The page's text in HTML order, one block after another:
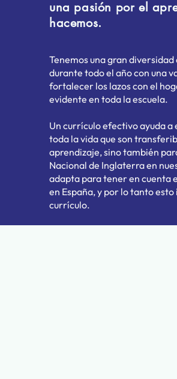
una pasión por el
hacemos.
Tenemos una gran
durante todo el año con una
fortalecer los lazos con el
evidente en toda la escuela.
Un currículo efectivo ayuda
toda la vida que son
aprendizaje, sino también
Nacional de Inglaterra en
adapta para tener en cuenta
en España, y por lo tanto
currículo.